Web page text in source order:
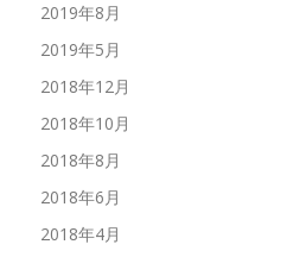
2019年8月
2019年5月
2018年12月
2018年10月
2018年8月
2018年6月
2018年4月